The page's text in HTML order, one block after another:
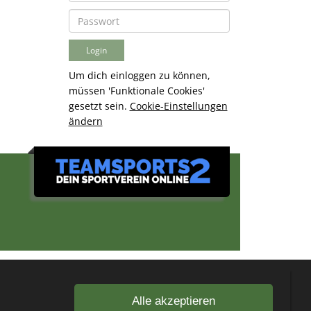
Um dich einloggen zu können,
müssen 'Funktionale Cookies'
gesetzt sein. Cookie-Einstellungen
ändern